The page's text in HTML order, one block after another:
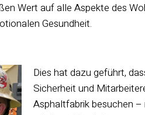
Wert auf alle Aspekte des
Gesundheit.
Dies hat dazu geführt,
Sicherheit und
Asphaltfabrik besuchen